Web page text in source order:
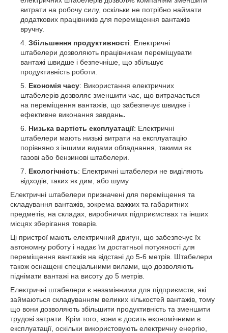
витрати на робочу силу, оскільки не потрібно наймати
додаткових працівників для переміщення вантажів
вручну.
Збільшення продуктивності: Електричні
штабелери дозволяють працівникам переміщувати
вантажі швидше і безпечніше, що збільшує
продуктивність роботи.
Економія часу: Використання електричних
штабелерів дозволяє зменшити час, що витрачається
на переміщення вантажів, що забезпечує швидке і
ефективне виконання завдань.
Низька вартість експлуатації: Електричні
штабелери мають низькі витрати на експлуатацію
порівняно з іншими видами обладнання, такими як
газові або бензинові штабелери.
Екологічність: Електричні штабелери не виділяють
відходів, таких як дим, або шуму
Електричні штабелери призначені для переміщення та
складування вантажів, зокрема важких та габаритних
предметів, на складах, виробничих підприємствах та інших
місцях зберігання товарів.
Ці пристрої мають електричний двигун, що забезпечує їх
автономну роботу і надає їм достатньої потужності для
переміщення вантажів на відстані до 5-6 метрів. Штабелери
також оснащені спеціальними вилами, що дозволяють
піднімати вантажі на висоту до 5 метрів.
Електричні штабелери є незамінними для підприємств, які
займаються складуванням великих кількостей вантажів, тому
що вони дозволяють збільшити продуктивність та зменшити
трудові затрати. Крім того, вони є досить економічними в
експлуатації, оскільки використовують електричну енергію,